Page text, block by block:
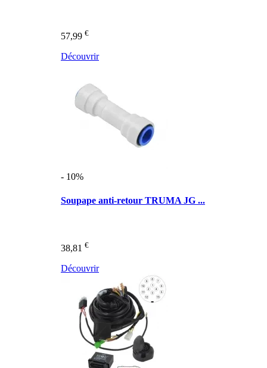
57,99 €
Découvrir
- 10%
Soupape anti-retour TRUMA JG ...
38,81 €
Découvrir